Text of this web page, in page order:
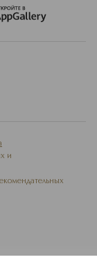
и